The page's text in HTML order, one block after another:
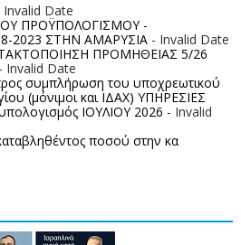
Invalid Date
ΠΡΟΫΠΟΛΟΓΙΣΜΟΥ -
2023 ΣΤΗΝ ΑΜΑΡΥΣΙΑ- Invalid Date
ΠΡΟΜΗΘΕΙΑΣ 5/26
Invalid Date
συμπλήρωση του υποχρεωτικού
(μόνιμοι και ΙΔΑΧ) ΥΠΗΡΕΣΙΕΣ
ΙΟΥΛΙΟΥ 2026 - Invalid
ποσoύ στην κα